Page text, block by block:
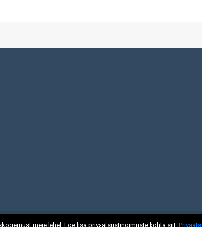
Copyright 2019 Spordiguru.com
meie lehel. Loe lisa privaatsustingimuste kohta siit.